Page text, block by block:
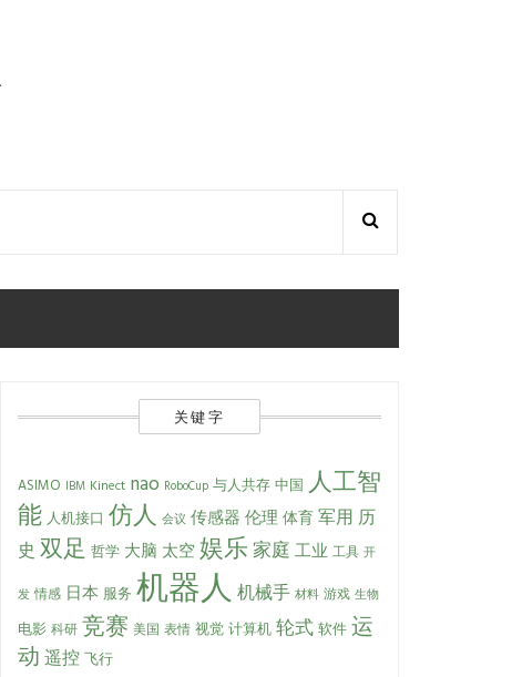
关键字
ASIMO IBM Kinect nao RoboCup 与人共存 中国 人工智
能人机接口 仿人 会议 传感器 伦理体育军用 历
史 双足 哲学 大脑 太空娱乐家庭 工业 工具 开
发 情感 日本 服务 机器人机械手 材料 游戏 生物
电影 科研 竞赛 美国 表情 视觉 计算机 轮式软件运
动 遥控 飞行